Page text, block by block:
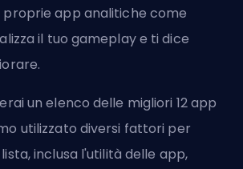
proprie app analitiche come
il tuo gameplay e ti dice
un elenco delle migliori 12 app
utilizzato diversi fattori per
inclusa l'utilità delle app,